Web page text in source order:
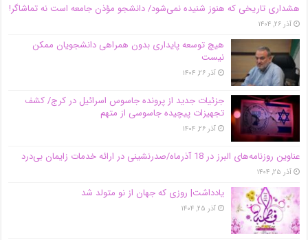
هشداری تاریخی که هنوز شنیده نمی‌شود/ دانشجو مؤذن جامعه است نه تماشاگر!
آذر ۲۶, ۱۴۰۴
هیچ توسعه پایداری بدون همراهی دانشجویان ممکن
نیست
آذر ۲۶, ۱۴۰۴
جزئیات جدید از پرونده جاسوس اسرائیل در کرج/‌ کشف
تجهیزات پیچیده جاسوسی از متهم
آذر ۲۶, ۱۴۰۴
عناوین روزنامه‌های البرز در ‌18 آذرماه/صدرنشینی در ارائه خدمات زایمان بی‌درد
آذر ۲۵, ۱۴۰۴
یادداشت| روزی که جهان از نو متولد شد
آذر ۲۵, ۱۴۰۴